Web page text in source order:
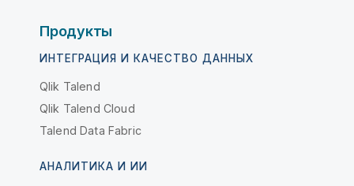
Продукты
ИНТЕГРАЦИЯ И КАЧЕСТВО ДАННЫХ
Qlik Talend
Qlik Talend Cloud
Talend Data Fabric
АНАЛИТИКА И ИИ